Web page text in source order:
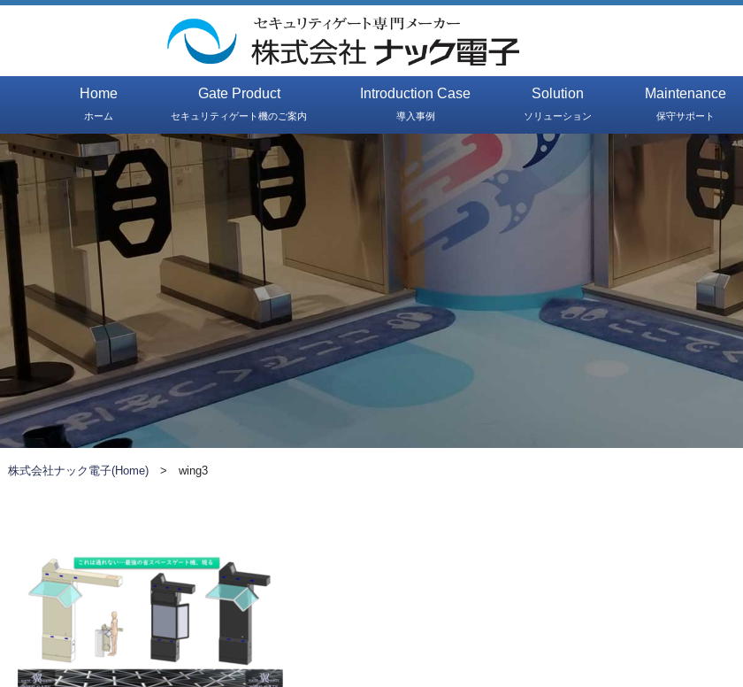
Home
ホーム
Gate Product
セキュリティゲート機のご案内
Introduction Case
導入事例
Solution
ソリューション
Maintenance
保守サポート
株式会社ナック電子(Home) >wing3